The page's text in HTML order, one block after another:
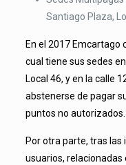
Santiago Plaza,
En el 2017 Emcartago
cual tiene sus sedes
Local 46, y en la calle
abstenerse de pagar
puntos no autorizados.
Por otra parte, tras
usuarios, relacionadas